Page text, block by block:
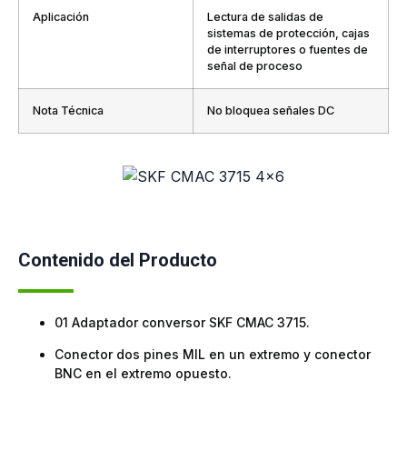
Aplicación
Lectura de salidas de
sistemas de protección, cajas
de interruptores o fuentes de
señal de proceso
Nota Técnica No bloquea señales DC
Contenido del Producto
01 Adaptador conversor SKF CMAC 3715.
Conector dos pines MIL en un extremo y conector
BNC en el extremo opuesto.